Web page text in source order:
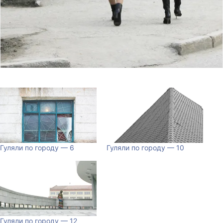
Гуляли по городу — 6 Гуляли по городу — 10
Гуляли по городу — 12